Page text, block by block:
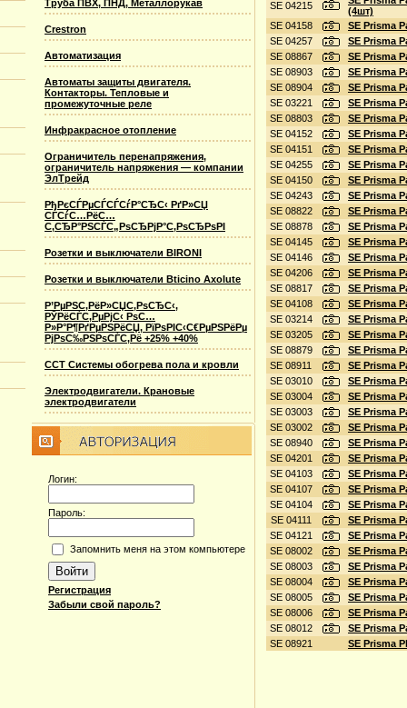
Труба ПВХ, ПНД, Металлорукав
Crestron
Автоматизация
Автоматы защиты двигателя.
Контакторы. Тепловые и
промежуточные реле
Инфракрасное отопление
Ограничитель перенапряжения,
ограничитель напряжения — компании
ЭлТрейд
РђРєСЃРµСЃСЃСѓР°СЂС‹ РґР»СЏ
СЃСѓС…РёС…
С‚СЂР°РЅСЃС„РѕСЂРјР°С‚РѕСЂРѕРІ
Розетки и выключатели BIRONI
Розетки и выключатели Bticino Axolute
Р’РµРЅС‚РёР»СЏС‚РѕСЂС‹,
РЎРёСЃС‚РµРјС‹ РѕС…
Р»Р°Р¶РґРµРЅРёСЏ, РїРѕРІС‹С€РµРЅРёРµ
РјРѕС‰РЅРѕСЃС‚Рё +25% +40%
ССТ Системы обогрева пола и кровли
Электродвигатели. Крановые
электродвигатели
Логин:
Пароль:
Запомнить меня на этом компьютере
Регистрация
Забыли свой пароль?
SE 04215
(4шт)
SE 04158
SE Prisma
SE 04257
SE Prisma
SE 08867
SE Prisma
SE 08903
SE Prisma
SE 08904
SE Prisma
SE 03221
SE Prisma
SE 08803
SE Prisma
SE 04152
SE Prisma
SE 04151
SE Prisma
SE 04255
SE Prisma
SE 04150
SE Prisma
SE 04243
SE Prisma
SE 08822
SE Prisma
SE 08878
SE Prisma
SE 04145
SE Prisma
SE 04146
SE Prisma
SE 04206
SE Prisma
SE 08817
SE Prisma
SE 04108
SE Prisma
SE 03214
SE Prisma
SE 03205
SE Prisma
SE 08879
SE Prisma
SE 08911
SE Prisma
SE 03010
SE Prisma
SE 03004
SE Prisma
SE 03003
SE Prisma
SE 03002
SE Prisma
SE 08940
SE Prisma
SE 04201
SE Prisma
SE 04103
SE Prisma
SE 04107
SE Prisma
SE 04104
SE Prisma
SE 04111
SE Prisma
SE 04121
SE Prisma
SE 08002
SE Prisma
SE 08003
SE Prisma
SE 08004
SE Prisma
SE 08005
SE Prisma
SE 08006
SE Prisma
SE 08012
SE Prisma
SE 08921
SE Prisma